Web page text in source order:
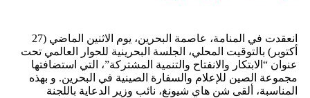
انعقدت في المنامة، عاصمة البحرين، يوم الاثنين الماضي (27
أكتوبر) بالتوقيت المحلي، الجلسة البحرينية للحوار العالمي تحت
عنوان “الابتكار والانفتاح والتنمية المشتركة”، التي استضافتها
مجموعة الصين للإعلام والسفارة الصينية في البحرين. و بهذه
المناسبة، ألقى شن هاي شيونغ، نائب وزير الدعاية باللجنة